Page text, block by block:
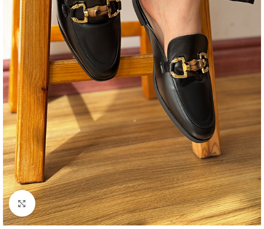
Agrandir